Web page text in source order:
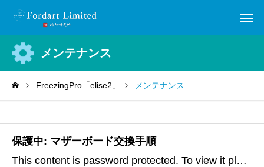
メンテナンス
FreezingPro「elise2」 メンテナンス
保護中: マザーボード交換手順
This content is password protected. To view it please enter your password below:パスワード